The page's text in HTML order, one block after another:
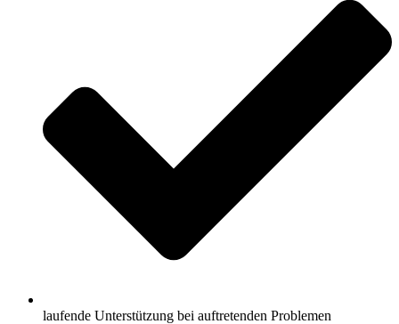
laufende Unterstützung bei auftretenden Problemen